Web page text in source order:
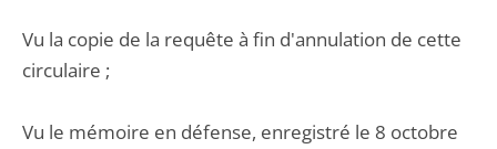
Vu la copie de la requête à fin d'annulation de cette
circulaire ;
Vu le mémoire en défense, enregistré le 8 octobre